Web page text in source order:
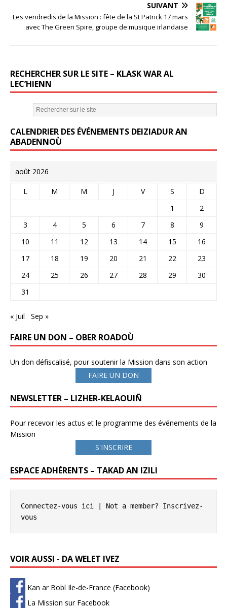
o
o
SUIVANT
Les vendredis de la Mission : fête de la St Patrick 17 mars
avec The Green Spire, groupe de musique irlandaise
RECHERCHER SUR LE SITE – KLASK WAR AL
LEC’HIENN
CALENDRIER DES ÉVÉNEMENTS DEIZIADUR AN
ABADENNOÙ
août 2026
L M M J V S
D
1
2
3
4 5 6 7 8
9
10
11 12 13 14 15
16
17
18 19 20 21 22
23
24
25 26 27 28 29
30
31
« Juil Sep »
FAIRE UN DON – OBER ROADOÙ
Un don défiscalisé, pour soutenir la Mission dans son action
FAIRE UN DON
NEWSLETTER – LIZHER-KELAOUIÑ
Pour recevoir les actus et le programme des événements de la
Mission
S'INSCRIRE
ESPACE ADHÉRENTS – TAKAD AN IZILI
Connectez-vous ici | Not a member? Inscrivez-
vous
VOIR AUSSI - DA WELET IVEZ
Kan ar Bobl Ile-de-France (Facebook)
La Mission sur Facebook